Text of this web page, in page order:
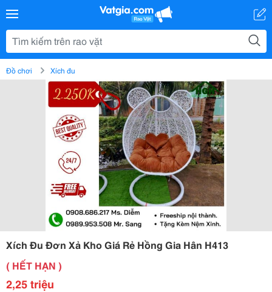
Đồ chơi Xích đu
Xích Đu Đơn Xả Kho Giá Rẻ Hồng Gia Hân H413
( HẾT HẠN )
2,25 triệu